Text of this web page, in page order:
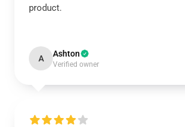
product.
A Ashton
Verified owner